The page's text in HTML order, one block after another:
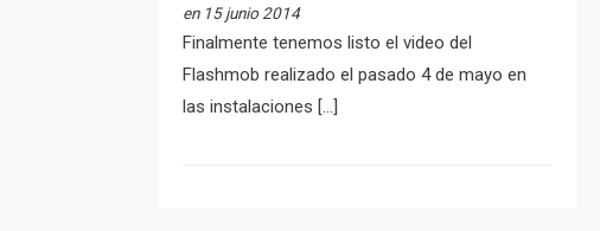
en 15 junio 2014
Finalmente tenemos listo el video del
Flashmob realizado el pasado 4 de mayo en
las instalaciones […]